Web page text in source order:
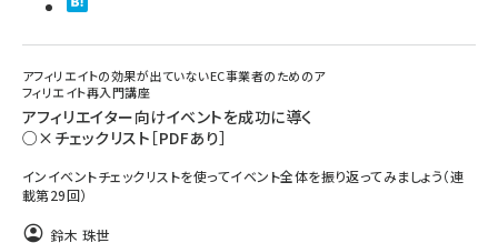
アフィリエイトの効果が出ていないEC事業者のためのア
フィリエイト再入門講座
アフィリエイター向けイベントを成功に導く
○×チェックリスト［PDFあり］
インイベントチェックリストを使ってイベント全体を振り返ってみましょう（連
載第29回）
鈴木 珠世